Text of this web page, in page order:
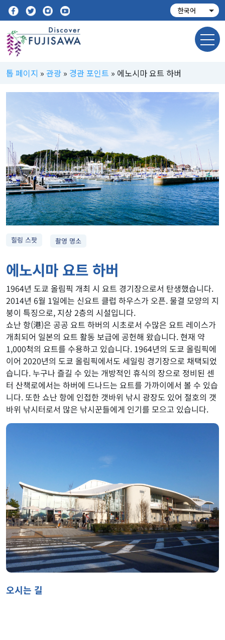
톱 페이지 » 관광 » 경관 포인트 » 에노시마 요트 하버
힐링 스팟 촬영 명소
에노시마 요트 하버
1964년 도쿄 올림픽 개최 시 요트 경기장으로서 탄생했습니다.
2014년 6월 1일에는 신요트 클럽 하우스가 오픈. 물결 모양의 지
붕이 특징으로, 지상 2층의 시설입니다.
쇼난 항(港)은 공공 요트 하버의 시초로서 수많은 요트 레이스가
개최되어 일본의 요트 활동 보급에 공헌해 왔습니다. 현재 약
1,000척의 요트를 수용하고 있습니다. 1964년의 도쿄 올림픽에
이어 2020년의 도쿄 올림픽에서도 세일링 경기장으로 채택되었
습니다. 누구나 즐길 수 있는 개방적인 휴식의 장으로 정비된 센
터 산책로에서는 하버에 드나드는 요트를 가까이에서 볼 수 있습
니다. 또한 쇼난 항에 인접한 갯바위 낚시 광장도 있어 절호의 갯
바위 낚시터로서 많은 낚시꾼들에게 인기를 모으고 있습니다.
오시는 길